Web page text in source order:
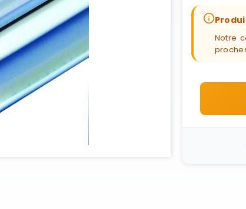
Notre